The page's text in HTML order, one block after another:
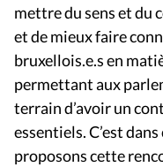
mettre du sens et du
et de mieux faire
bruxellois.e.s en
permettant aux
terrain d’avoir un
essentiels. C’est
proposons cette